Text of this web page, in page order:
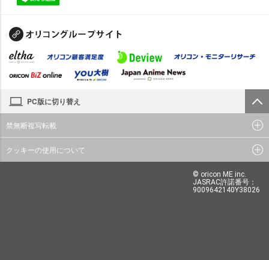
PC版に切り替え
禁無断複写転載
クッキーの使用について
© oricon ME inc.
JASRAC許諾番号：
9009642140Y38026